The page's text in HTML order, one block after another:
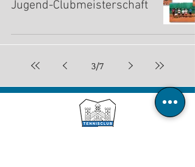
Jugend-Clubmeisterschaft
3/7